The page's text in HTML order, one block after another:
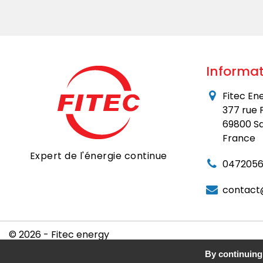
Expert de l'énergie continue
Fitec
377 rue
69800
France
© 2026 - Fitec energy
By